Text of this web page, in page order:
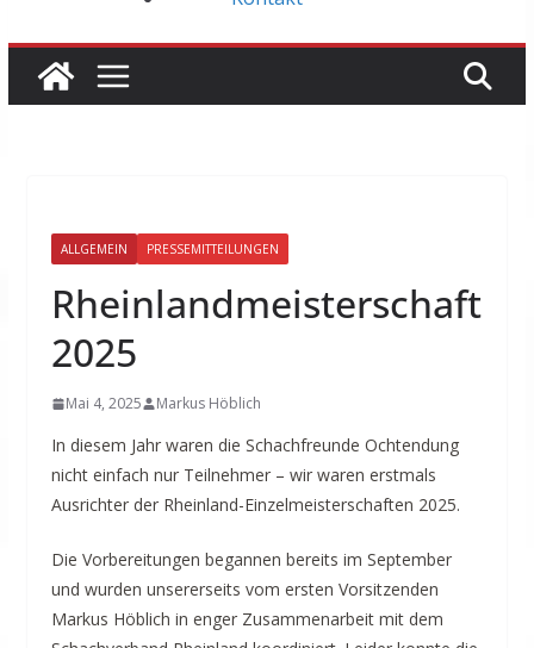
ALLGEMEIN PRESSEMITTEILUNGEN
Rheinlandmeisterschaft
2025
Mai 4, 2025 Markus Höblich
In diesem Jahr waren die Schachfreunde Ochtendung
nicht einfach nur Teilnehmer – wir waren erstmals
Ausrichter der Rheinland-Einzelmeisterschaften 2025.
Die Vorbereitungen begannen bereits im September
und wurden unsererseits vom ersten Vorsitzenden
Markus Höblich in enger Zusammenarbeit mit dem